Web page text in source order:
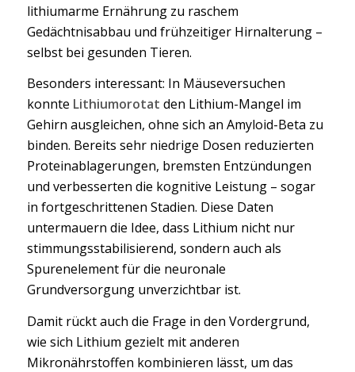
lithiumarme Ernährung zu raschem
Gedächtnisabbau und frühzeitiger Hirnalterung –
selbst bei gesunden Tieren.
Besonders interessant: In Mäuseversuchen
konnte Lithiumorotat den Lithium-Mangel im
Gehirn ausgleichen, ohne sich an Amyloid-Beta zu
binden. Bereits sehr niedrige Dosen reduzierten
Proteinablagerungen, bremsten Entzündungen
und verbesserten die kognitive Leistung – sogar
in fortgeschrittenen Stadien. Diese Daten
untermauern die Idee, dass Lithium nicht nur
stimmungsstabilisierend, sondern auch als
Spurenelement für die neuronale
Grundversorgung unverzichtbar ist.
Damit rückt auch die Frage in den Vordergrund,
wie sich Lithium gezielt mit anderen
Mikronährstoffen kombinieren lässt, um das